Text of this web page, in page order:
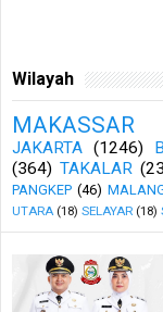
Wilayah
MAKASSAR
JAKARTA (1246)
(364) TAKALAR
PANGKEP (46)
UTARA (18) SELAYAR (18)